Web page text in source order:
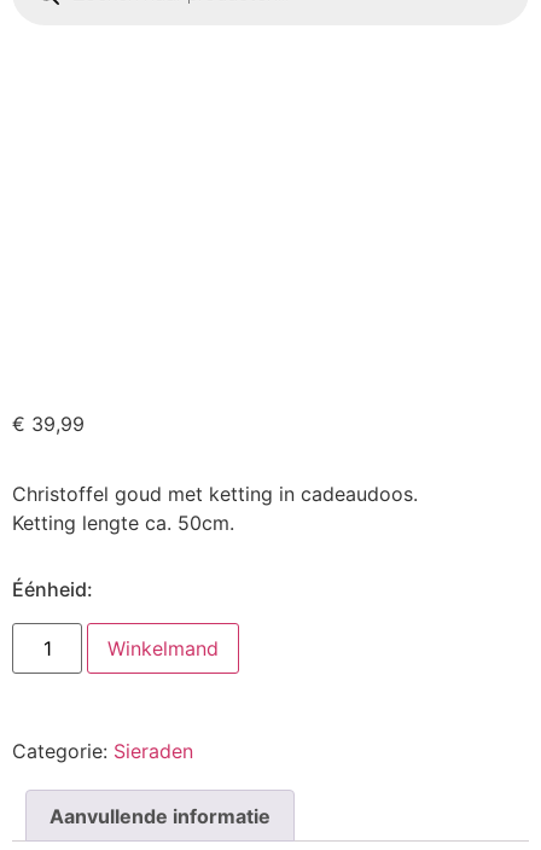
€ 39,99
Christoffel goud met ketting in cadeaudoos.
Ketting lengte ca. 50cm.
Éénheid:
Winkelmand
Categorie: Sieraden
Aanvullende informatie